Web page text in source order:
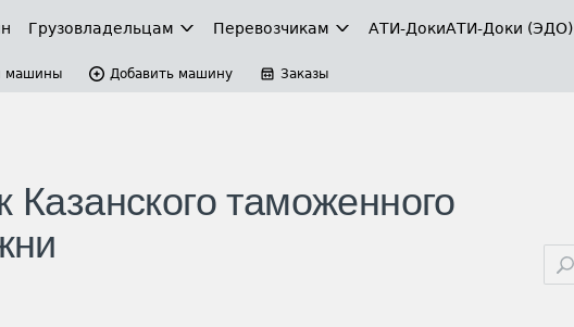
Грузовладельцам Перевозчикам АТИ-ДокиАТИ-Доки (ЭДО)
машины Добавить машину Заказы
таможенного